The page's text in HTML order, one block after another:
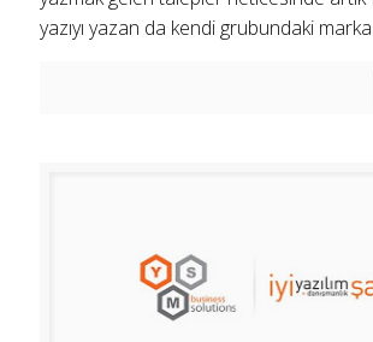
yazıyı yazan da kendi grubundaki marka